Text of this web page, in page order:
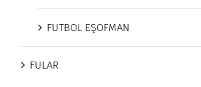
FUTBOL EŞOFMAN
FULAR